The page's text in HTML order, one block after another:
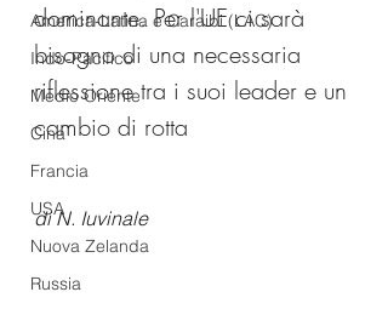
America-Latina e Caraibi (LAC)
Indo-Pacifico
Medio Oriente
Cina
Francia
USA
Nuova Zelanda
Russia
dominante. Per l'UE ci sarà
bisogno di una necessaria
riflessione tra i suoi leader e un
cambio di rotta
di N. Iuvinale